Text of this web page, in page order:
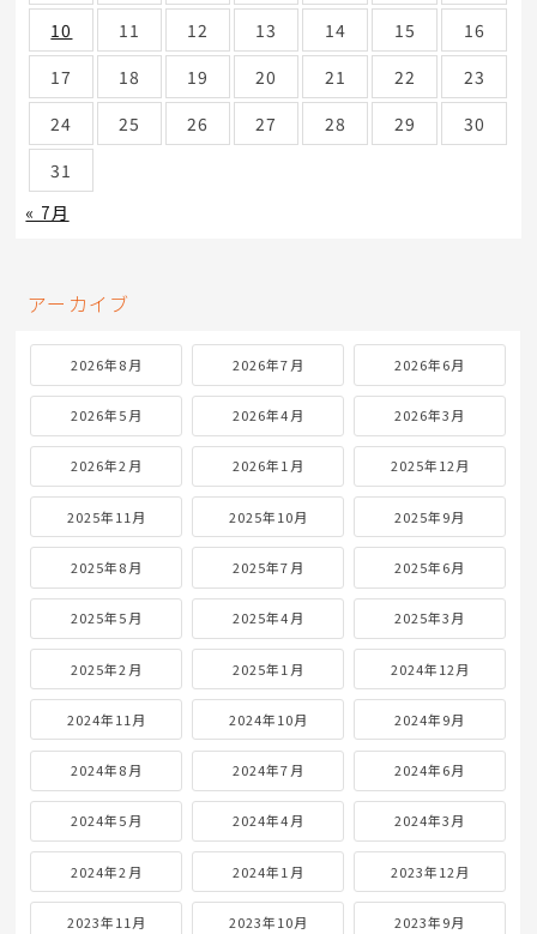
10 11 12 13 14 15
16
17
18 19 20 21 22
23
24
25 26 27 28 29
30
31
« 7月
アーカイブ
2026年8月 2026年7月 2026年6月
2026年5月 2026年4月 2026年3月
2026年2月 2026年1月 2025年12月
2025年11月 2025年10月 2025年9月
2025年8月 2025年7月 2025年6月
2025年5月 2025年4月 2025年3月
2025年2月 2025年1月 2024年12月
2024年11月 2024年10月 2024年9月
2024年8月 2024年7月 2024年6月
2024年5月 2024年4月 2024年3月
2024年2月 2024年1月 2023年12月
2023年11月 2023年10月 2023年9月